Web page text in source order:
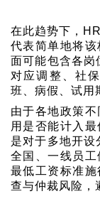
在此趋势下，
代表简单地将
面可能包含各岗
对应调整、社
班、病假、试用
由于各地政策
用是否能计入
是对于多地开
全国、一线员
最低工资标准
查与仲裁风险，